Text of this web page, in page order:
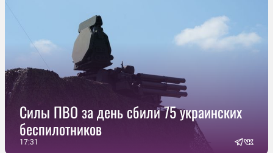
Силы ПВО за день сбили 75 украинских
беспилотников
17:31